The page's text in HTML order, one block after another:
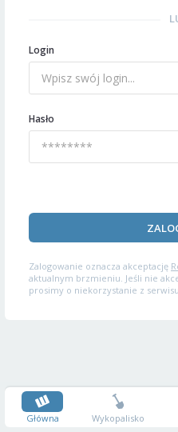
Login
Hasło
Zalogowanie oznacza akceptację
aktualnym brzmieniu. Jeśli nie
prosimy o niekorzystanie z
Główna Wykopalisko